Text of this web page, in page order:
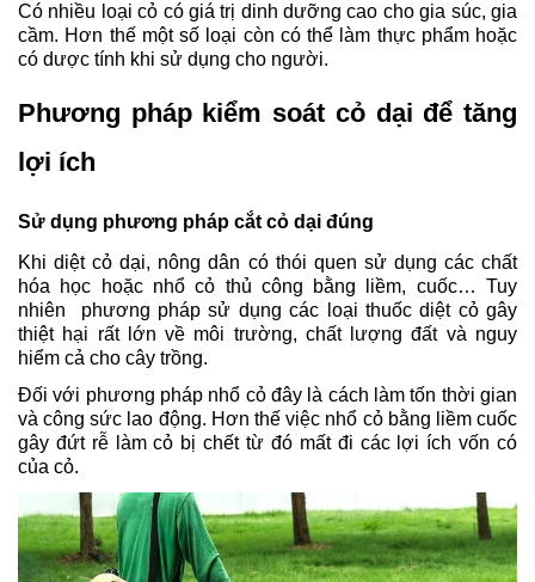
Có nhiều loại cỏ có giá trị dinh dưỡng cao cho gia súc, gia
cầm. Hơn thế một số loại còn có thể làm thực phẩm hoặc
có dược tính khi sử dụng cho người.
Phương pháp kiểm soát cỏ dại để tăng
lợi ích
Sử dụng phương pháp cắt cỏ dại đúng
Khi diệt cỏ dại, nông dân có thói quen sử dụng các chất
hóa học hoặc nhổ cỏ thủ công bằng liềm, cuốc… Tuy
nhiên  phương pháp sử dụng các loại thuốc diệt cỏ gây
thiệt hại rất lớn về môi trường, chất lượng đất và nguy
hiểm cả cho cây trồng.
Đối với phương pháp nhổ cỏ đây là cách làm tốn thời gian
và công sức lao động. Hơn thế việc nhổ cỏ bằng liềm cuốc
gây đứt rễ làm cỏ bị chết từ đó mất đi các lợi ích vốn có
của cỏ.